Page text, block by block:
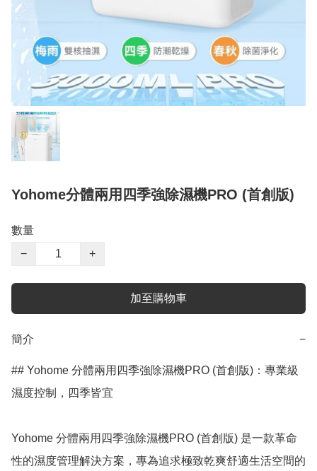
Yohome分體兩用四季強除濕機PRO (首創版)
數量
−
+
加至購物車
簡介 −
## Yohome 分體兩用四季強除濕機PRO (首創版)：專業級
濕度控制，四季皆宜
Yohome 分體兩用四季強除濕機PRO (首創版) 是一款革命
性的濕度管理解決方案，專為追求極致乾爽舒適生活空間的